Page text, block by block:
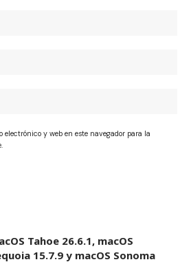
electrónico y web en este navegador para la
Tahoe 26.6.1, macOS
15.7.9 y macOS Sonoma